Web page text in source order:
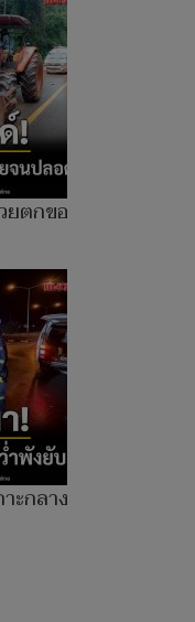
ตกขอบ
ะกลาง